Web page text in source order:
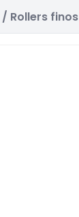
/ Rollers finos